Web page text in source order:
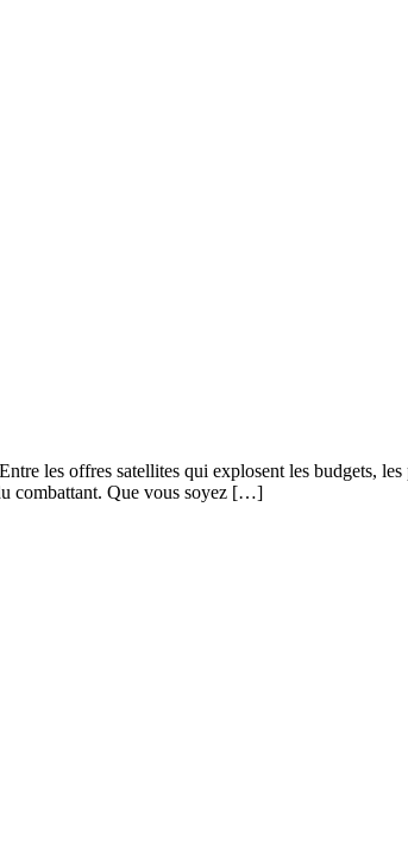
les offres satellites qui explosent les budgets,
combattant. Que vous soyez […]